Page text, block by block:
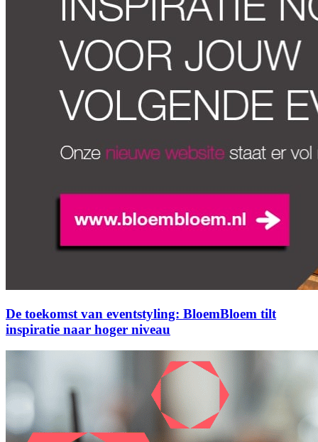
De toekomst van eventstyling: BloemBloem tilt
inspiratie naar hoger niveau